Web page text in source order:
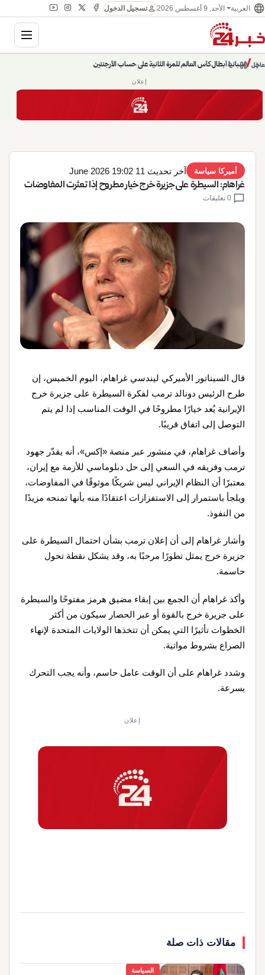
language العربية الأحد, 9 أغسطس 2026 personتسجيل الدخول
عاجل/إسبانيا أبطال كأس العالم للمرة الثانية على حساب الأرجنتين chevron_right
pause
chevron_left
إعلان
أميركا سياسة آخر تحديث 11 June 2026 19:02
غراهام: السيطرة على جزيرة خرج خيار مطروح إذا تعثرت المفاوضات
chat_bubble
قال السيناتور الأميركي ليندسي غراهام، اليوم الخميس، إن
طرح الرئيس دونالد ترمب لفكرة السيطرة على جزيرة خرج
الإيرانية يُعد خيارًا مطروحًا في الوقت المناسب إذا لم يتم
التوصل إلى اتفاق قريبًا.
وأضاف غراهام، في منشور عبر منصة «إكس»، أنه يقدّر جهود
ترمب وفريقه في السعي إلى حل دبلوماسي للأزمة مع إيران،
معتبرًا أن النظام الإيراني ليس شريكًا موثوقًا في المفاوضات،
ويلجأ باستمرار إلى الاستفزازات اعتقادًا منه بأنها تمنحه مزيدًا
من النفوذ.
وأشار غراهام إلى أن إعلان ترمب بشأن احتمال السيطرة على
جزيرة خرج يمثل تطورًا مرحبًا به، وقد يشكل نقطة تحول
حاسمة.
وأكد غراهام أن الجمع بين إبقاء مضيق هرمز مفتوحًا والسيطرة
على جزيرة خرج بالقوة أو عبر الحصار سيكون من أكثر
الخطوات تأثيرًا التي يمكن أن تتخذها الولايات المتحدة لإنهاء
الصراع بشروط مواتية.
وشدد غراهام على أن الوقت عامل حاسم، وأنه يجب التحرك
بسرعة.
إعلان
مقالات ذات صلة
السياسة